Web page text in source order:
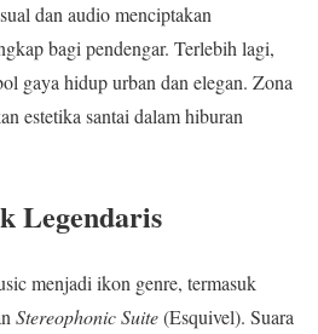
dan audio menciptakan
bagi pendengar. Terlebih lagi,
gaya hidup urban dan elegan. Zona
estetika santai dalam hiburan
Legendaris
menjadi ikon genre, termasuk
Stereophonic Suite(Esquivel). Suara